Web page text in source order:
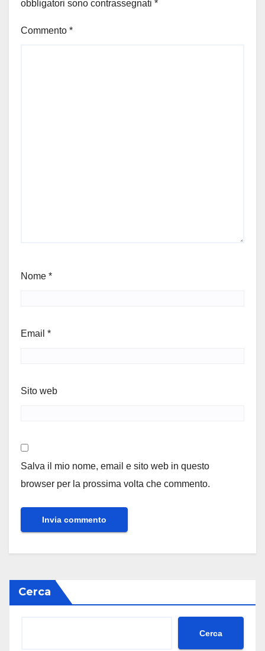
obbligatori sono contrassegnati *
Commento *
Nome *
Email *
Sito web
Salva il mio nome, email e sito web in questo
browser per la prossima volta che commento.
Cerca
Cerca